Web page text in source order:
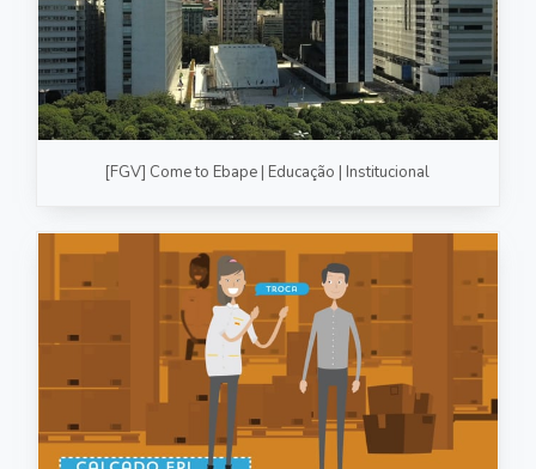
[FGV] Come to Ebape | Educação | Institucional